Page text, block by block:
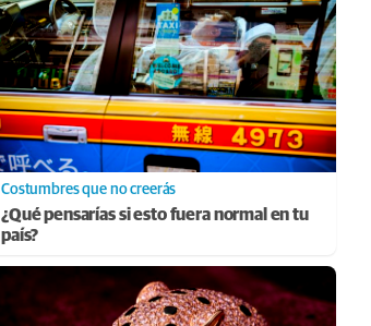
Costumbres que no creerás
¿Qué pensarías si esto fuera normal en tu
país?